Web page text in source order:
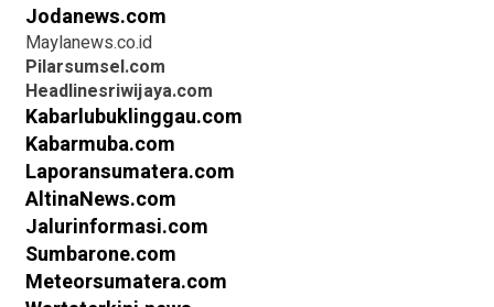
Jodanews.com
Maylanews.co.id
Pilarsumsel.com
Headlinesriwijaya.com
Kabarlubuklinggau.com
Kabarmuba.com
Laporansumatera.com
AltinaNews.com
Jalurinformasi.com
Sumbarone.com
Meteorsumatera.com